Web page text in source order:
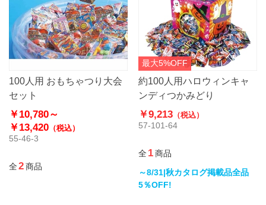
100人用 おもちゃつり大会
セット
￥10,780～
￥13,420 （税込）
55-46-3
全2商品
最大5%OFF
約100人用ハロウィンキャ
ンディつかみどり
￥9,213（税込）
57-101-64
全1商品
～8/31|秋カタログ掲載品全品
5％OFF!